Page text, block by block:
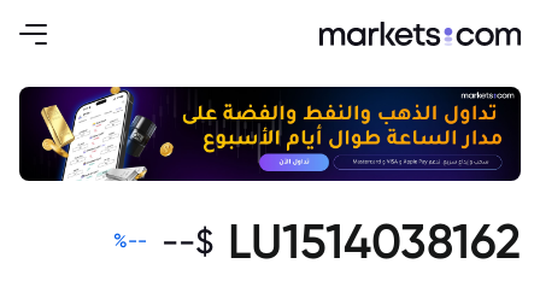
LU1514038162
$
--
--
%